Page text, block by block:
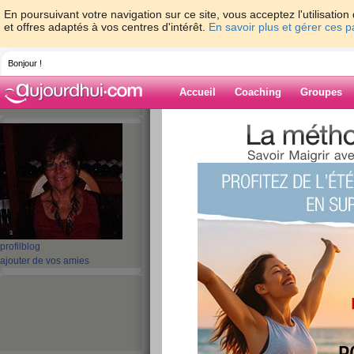
En poursuivant votre navigation sur ce site, vous acceptez
et offres adaptés à vos centres d'intérêt. En savoir plus et gérer ces
Bonjour !
Accueil Coaching Groupes
profil blog
ajouter de vos amies
> > BONNE
Blog de
BONNE FÊTE A
MAMANS !!!
publié le 29/05/2011 à 23:01